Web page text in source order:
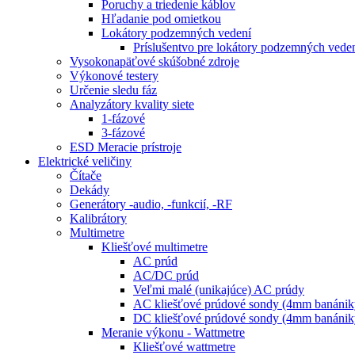
Poruchy a triedenie káblov
Hľadanie pod omietkou
Lokátory podzemných vedení
Príslušentvo pre lokátory podzemných
Vysokonapäťové skúšobné zdroje
Výkonové testery
Určenie sledu fáz
Analyzátory kvality siete
1-fázové
3-fázové
ESD Meracie prístroje
Elektrické veličiny
Čítače
Dekády
Generátory -audio, -funkcií, -RF
Kalibrátory
Multimetre
Kliešťové multimetre
AC prúd
AC/DC prúd
Veľmi malé (unikajúce) AC prúdy
AC kliešťové prúdové sondy (4mm
DC kliešťové prúdové sondy (4mm
Meranie výkonu - Wattmetre
Kliešťové wattmetre